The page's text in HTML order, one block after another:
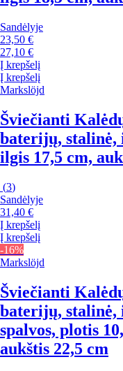
Sandėlyje
23,50 €
27,10 €
Į krepšelį
Į krepšelį
Markslöjd
Šviečianti
baterijų, stalinė,
ilgis 17,5 cm,
(3)
Sandėlyje
31,40 €
Į krepšelį
Į krepšelį
-16%
Markslöjd
Šviečianti
baterijų, stalinė,
spalvos, plotis
aukštis 22,5 cm